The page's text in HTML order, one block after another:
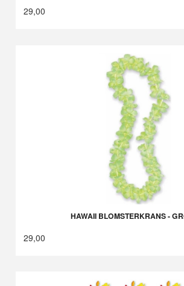
29,00
HAWAII BLOMSTERKRANS -
29,00